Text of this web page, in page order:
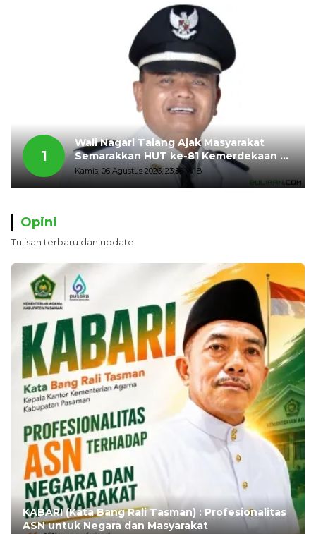
1
Wali Nagari Talang Ajak Masyarakat
Semarakkan HUT ke-81 Kemerdekaan RI
dengan Mengibarkan Bendera Merah
Putih
Kamis, 06 Agustus 2026, 23:56 WIB
Opini
Tulisan terbaru dan update
KABARI (Kata Bang Rali Tasman) : Profesionalitas
ASN untuk Negara dan Masyarakat